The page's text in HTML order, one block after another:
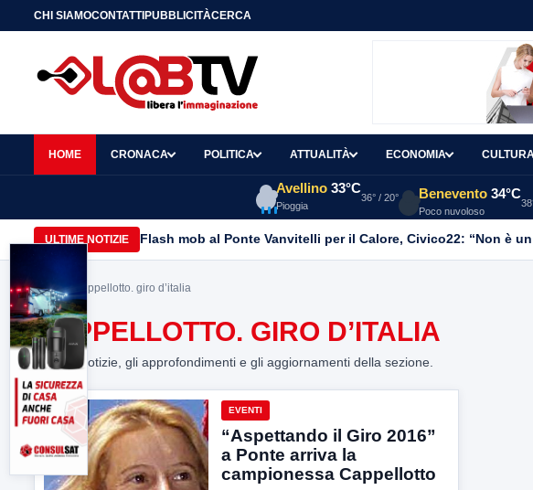
CHI SIAMOCONTATTIPUBBLICITÀCERCA
HOME CRONACA POLITICA ATTUALITÀ ECONOMIA
Avellino 33°C
Pioggia
36° / 20° Benevento 34°C
Poco nuvoloso
ULTIME NOTIZIE Flash mob al Ponte Vanvitelli per il Calore, Civico22: “Non è
Home> cappellotto. giro d’italia
CAPPELLOTTO. GIRO D’ITALIA
Tutte le notizie, gli approfondimenti e gli aggiornamenti della sezione.
EVENTI
“Aspettando il Giro 2016”
a Ponte arriva la
campionessa Cappellotto